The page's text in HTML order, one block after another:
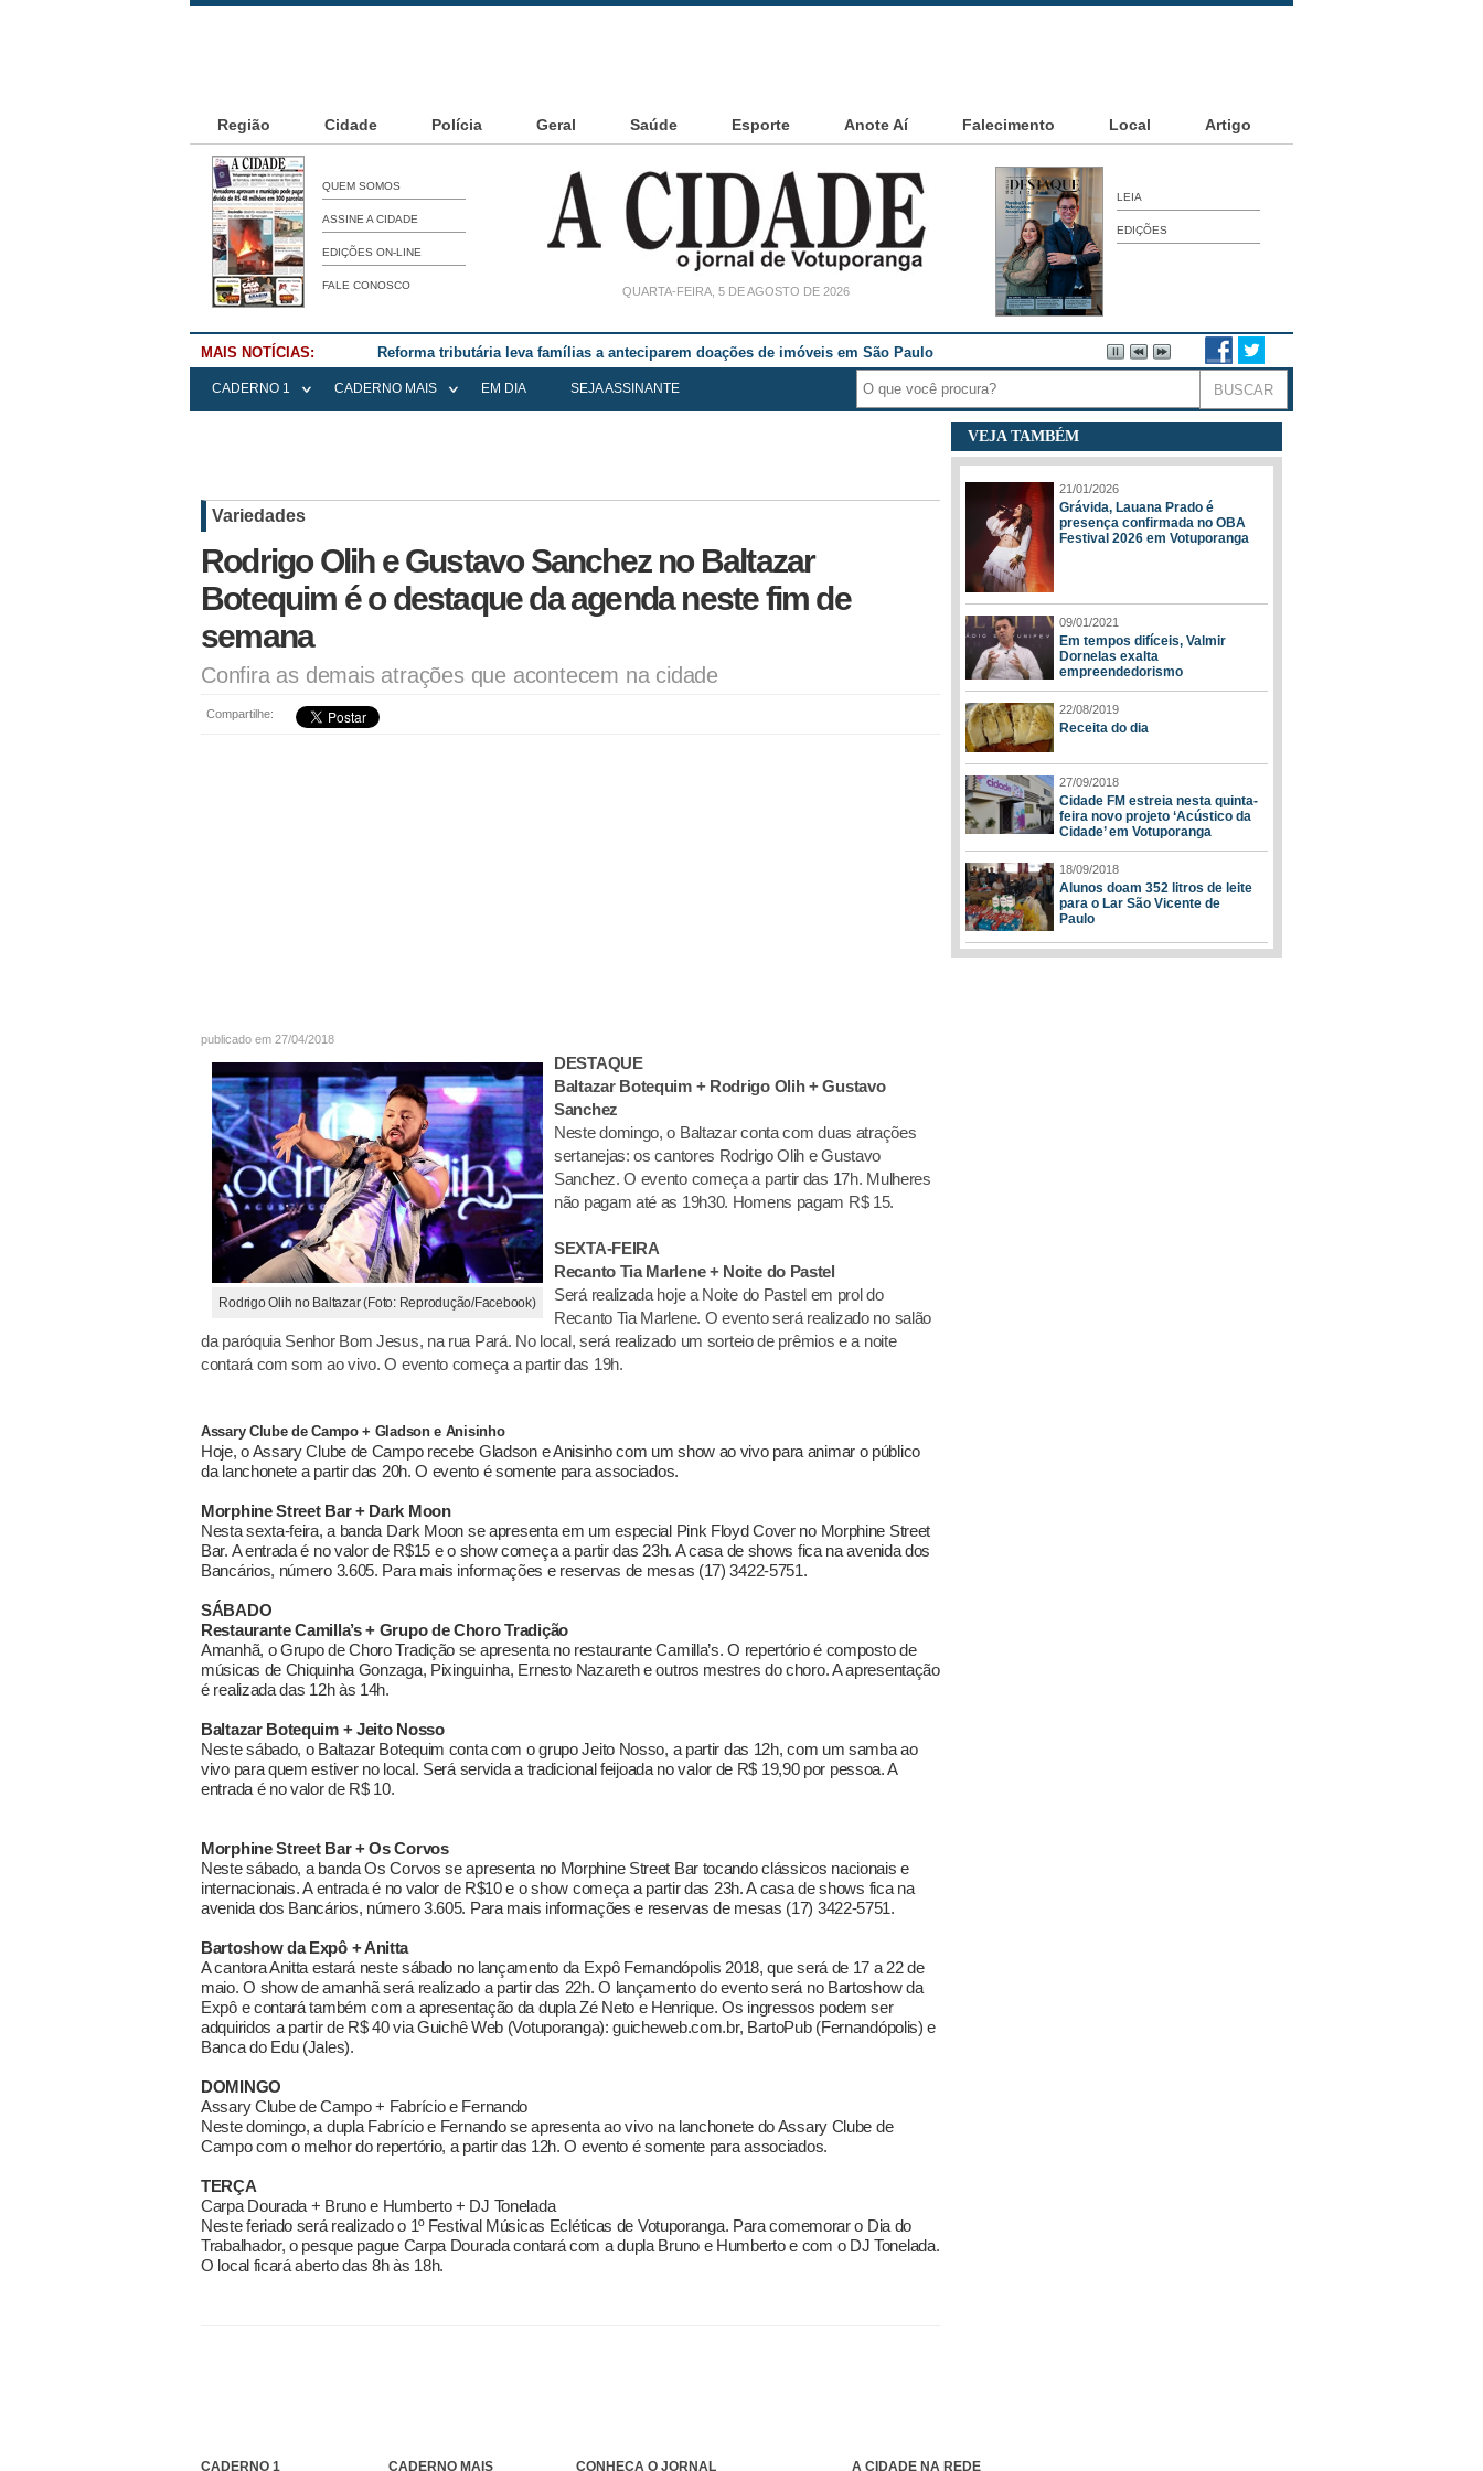
Região Cidade Polícia Geral Saúde Esporte Anote Aí Falecimento Local Artigo
QUEM SOMOS
ASSINE A CIDADE
EDIÇÕES ON-LINE
FALE CONOSCO QUARTA-FEIRA, 5 DE AGOSTO DE 2026
LEIA
EDIÇÕES
MAIS NOTÍCIAS: Reforma tributária leva famílias a anteciparem doações de imóveis em São Paulo
CADERNO 1 CADERNO MAIS EM DIA SEJA ASSINANTE
Variedades
Rodrigo Olih e Gustavo Sanchez no Baltazar
Botequim é o destaque da agenda neste fim de
semana
Confira as demais atrações que acontecem na cidade
Compartilhe:
publicado em 27/04/2018
Rodrigo Olih no Baltazar (Foto: Reprodução/Facebook)
DESTAQUE
Baltazar Botequim + Rodrigo Olih + Gustavo
Sanchez
Neste domingo, o Baltazar conta com duas atrações
sertanejas: os cantores Rodrigo Olih e Gustavo
Sanchez. O evento começa a partir das 17h. Mulheres
não pagam até as 19h30. Homens pagam R$ 15.
SEXTA-FEIRA
Recanto Tia Marlene + Noite do Pastel
Será realizada hoje a Noite do Pastel em prol do
Recanto Tia Marlene. O evento será realizado no salão
da paróquia Senhor Bom Jesus, na rua Pará. No local, será realizado um sorteio de prêmios e a noite
contará com som ao vivo. O evento começa a partir das 19h.
Assary Clube de Campo + Gladson e Anisinho
Hoje, o Assary Clube de Campo recebe Gladson e Anisinho com um show ao vivo para animar o público
da lanchonete a partir das 20h. O evento é somente para associados.
Morphine Street Bar + Dark Moon
Nesta sexta-feira, a banda Dark Moon se apresenta em um especial Pink Floyd Cover no Morphine Street
Bar. A entrada é no valor de R$15 e o show começa a partir das 23h. A casa de shows fica na avenida dos
Bancários, número 3.605. Para mais informações e reservas de mesas (17) 3422-5751.
SÁBADO
Restaurante Camilla’s + Grupo de Choro Tradição
Amanhã, o Grupo de Choro Tradição se apresenta no restaurante Camilla’s. O repertório é composto de
músicas de Chiquinha Gonzaga, Pixinguinha, Ernesto Nazareth e outros mestres do choro. A apresentação
é realizada das 12h às 14h.
Baltazar Botequim + Jeito Nosso
Neste sábado, o Baltazar Botequim conta com o grupo Jeito Nosso, a partir das 12h, com um samba ao
vivo para quem estiver no local. Será servida a tradicional feijoada no valor de R$ 19,90 por pessoa. A
entrada é no valor de R$ 10.
Morphine Street Bar + Os Corvos
Neste sábado, a banda Os Corvos se apresenta no Morphine Street Bar tocando clássicos nacionais e
internacionais. A entrada é no valor de R$10 e o show começa a partir das 23h. A casa de shows fica na
avenida dos Bancários, número 3.605. Para mais informações e reservas de mesas (17) 3422-5751.
Bartoshow da Expô + Anitta
A cantora Anitta estará neste sábado no lançamento da Expô Fernandópolis 2018, que será de 17 a 22 de
maio. O show de amanhã será realizado a partir das 22h. O lançamento do evento será no Bartoshow da
Expô e contará também com a apresentação da dupla Zé Neto e Henrique. Os ingressos podem ser
adquiridos a partir de R$ 40 via Guichê Web (Votuporanga): guicheweb.com.br, BartoPub (Fernandópolis) e
Banca do Edu (Jales).
DOMINGO
Assary Clube de Campo + Fabrício e Fernando
Neste domingo, a dupla Fabrício e Fernando se apresenta ao vivo na lanchonete do Assary Clube de
Campo com o melhor do repertório, a partir das 12h. O evento é somente para associados.
TERÇA
Carpa Dourada + Bruno e Humberto + DJ Tonelada
Neste feriado será realizado o 1º Festival Músicas Ecléticas de Votuporanga. Para comemorar o Dia do
Trabalhador, o pesque pague Carpa Dourada contará com a dupla Bruno e Humberto e com o DJ Tonelada.
O local ficará aberto das 8h às 18h.
VEJA TAMBÉM
21/01/2026
Grávida, Lauana Prado é
presença confirmada no OBA
Festival 2026 em Votuporanga
09/01/2021
Em tempos difíceis, Valmir
Dornelas exalta
empreendedorismo
22/08/2019
Receita do dia
27/09/2018
Cidade FM estreia nesta quinta-
feira novo projeto ‘Acústico da
Cidade’ em Votuporanga
18/09/2018
Alunos doam 352 litros de leite
para o Lar São Vicente de
Paulo
CADERNO 1 CADERNO MAIS CONHEÇA O JORNAL A CIDADE NA REDE